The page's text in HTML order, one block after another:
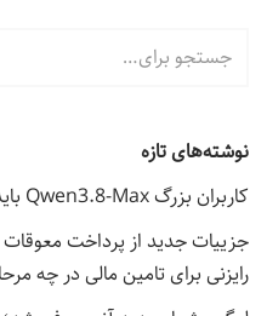
نوشته‌های تازه
کاربران بزرگ Qwen3.8-Max باید سهم درآمد بپردازند
جزییات جدید از پرداخت
رایزنی برای تامین مالی در چه